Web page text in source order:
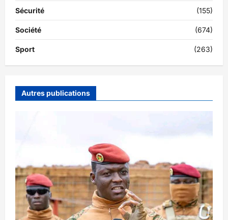
Sécurité (155)
Société (674)
Sport (263)
Autres publications